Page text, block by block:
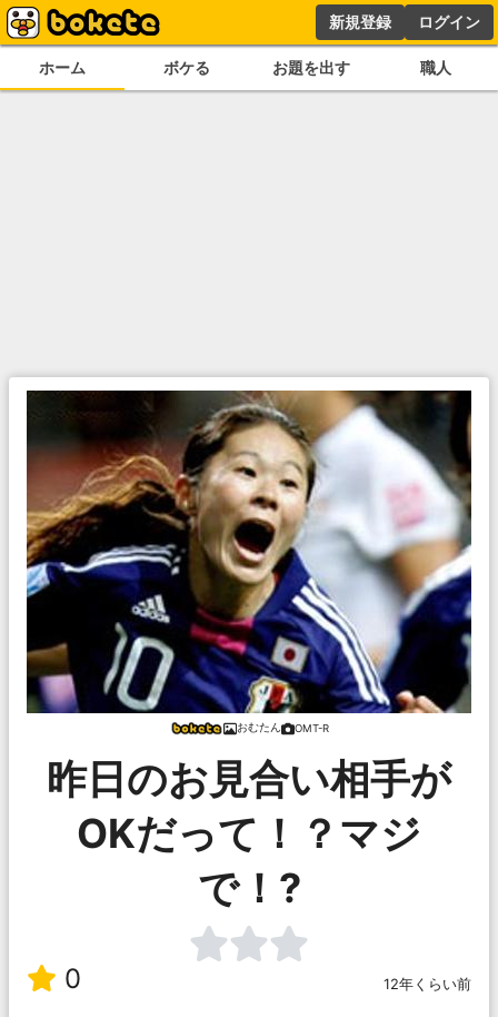
新規登録 ログイン
ホーム ボケる お題を出す 職人
おむたん OMT-R
昨日のお見合い相手が
OKだって！？マジ
で！?
0 12年くらい前